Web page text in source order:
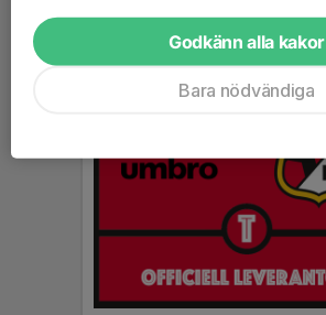
Godkänn alla kakor
Bara nödvändiga